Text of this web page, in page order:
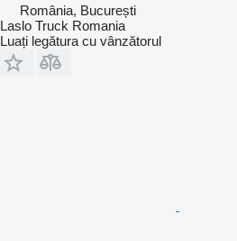
România, București
Laslo Truck Romania
Luați legătura cu vânzătorul